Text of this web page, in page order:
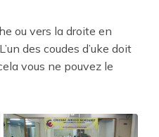
ou vers la droite en
des coudes d’uke doit
vous ne pouvez le